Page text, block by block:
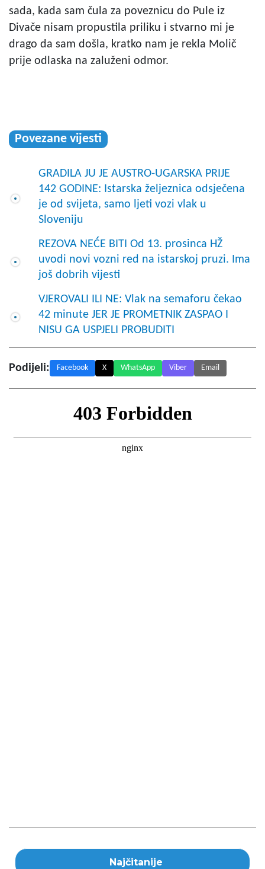
sada, kada sam čula za poveznicu do Pule iz
Divače nisam propustila priliku i stvarno mi je
drago da sam došla, kratko nam je rekla Molič
prije odlaska na zaluženi odmor.
Povezane vijesti
GRADILA JU JE AUSTRO-UGARSKA PRIJE
142 GODINE: Istarska željeznica odsječena
je od svijeta, samo ljeti vozi vlak u
Sloveniju
REZOVA NEĆE BITI Od 13. prosinca HŽ
uvodi novi vozni red na istarskoj pruzi. Ima
još dobrih vijesti
VJEROVALI ILI NE: Vlak na semaforu čekao
42 minute JER JE PROMETNIK ZASPAO I
NISU GA USPJELI PROBUDITI
Podijeli: Facebook X WhatsApp Viber Email
Najčitanije